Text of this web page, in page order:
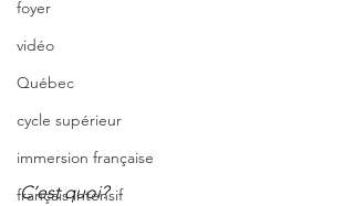
foyer
vidéo
Québec
cycle supérieur
immersion française
français intensif
C’est quoi?